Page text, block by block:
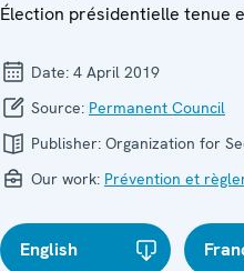
Élection présidentielle tenue
Date: 4 April 2019
Source: Permanent Council
Publisher: Organization for
Our work: Prévention et
English